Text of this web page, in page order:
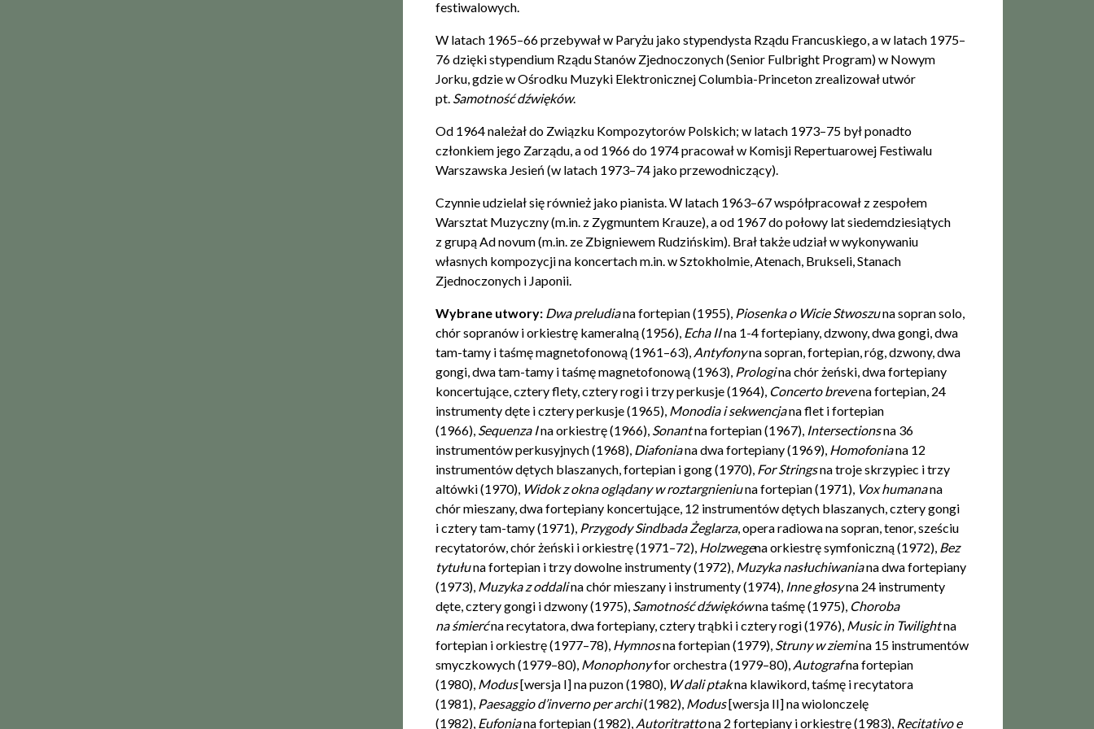
festiwalowych.
W latach 1965–66 przebywał w Paryżu jako stypendysta Rządu Francuskiego, a w latach 1975–
76 dzięki stypendium Rządu Stanów Zjednoczonych (Senior Fulbright Program) w Nowym
Jorku, gdzie w Ośrodku Muzyki Elektronicznej Columbia-Princeton zrealizował utwór
pt. Samotność dźwięków.
Od 1964 należał do Związku Kompozytorów Polskich; w latach 1973–75 był ponadto
członkiem jego Zarządu, a od 1966 do 1974 pracował w Komisji Repertuarowej Festiwalu
Warszawska Jesień (w latach 1973–74 jako przewodniczący).
Czynnie udzielał się również jako pianista. W latach 1963–67 współpracował z zespołem
Warsztat Muzyczny (m.in. z Zygmuntem Krauze), a od 1967 do połowy lat siedemdziesiątych
z grupą Ad novum (m.in. ze Zbigniewem Rudzińskim). Brał także udział w wykonywaniu
własnych kompozycji na koncertach m.in. w Sztokholmie, Atenach, Brukseli, Stanach
Zjednoczonych i Japonii.
Wybrane utwory: Dwa preludiana fortepian (1955), Piosenka o Wicie Stwoszuna sopran solo,
chór sopranów i orkiestrę kameralną (1956), Echa IIna 1-4 fortepiany, dzwony, dwa gongi, dwa
tam-tamy i taśmę magnetofonową (1961–63), Antyfonyna sopran, fortepian, róg, dzwony, dwa
gongi, dwa tam-tamy i taśmę magnetofonową (1963), Prologina chór żeński, dwa fortepiany
koncertujące, cztery flety, cztery rogi i trzy perkusje (1964), Concerto brevena fortepian, 24
instrumenty dęte i cztery perkusje (1965), Monodia i sekwencjana flet i fortepian
(1966), Sequenza Ina orkiestrę (1966), Sonantna fortepian (1967), Inter­sectionsna 36
instrumentów perkusyjnych (1968), Diafoniana dwa fortepiany (1969), Homofoniana 12
instrumentów dętych blaszanych, fortepian i gong (1970), For Stringsna troje skrzypiec i trzy
altówki (1970), Widok z okna oglądany w roztargnieniuna fortepian (1971), Vox humanana
chór mieszany, dwa fortepiany koncertujące, 12 instrumentów dętych blaszanych, cztery gongi
i cztery tam-tamy (1971), Przygody Sindbada Żeglarza, opera radiowa na sopran, tenor, sześciu
recytatorów, chór żeński i orkiestrę (1971–72), Holzwegena orkiestrę symfoniczną (1972), Bez
tytułuna fortepian i trzy dowolne instrumenty (1972), Muzyka nasłuchiwaniana dwa fortepiany
(1973), Muzyka z oddalina chór mieszany i instrumenty (1974), Inne głosyna 24 instrumenty
dęte, cztery gongi i dzwony (1975), Samotność dźwiękówna taśmę (1975), Choroba
na śmierćna recytatora, dwa fortepiany, cztery trąbki i cztery rogi (1976), Music in Twilightna
fortepian i orkiestrę (1977–78), Hymnosna fortepian (1979), Struny w zie­mina 15 instrumentów
smyczkowych (1979–80), Monophonyfor orchestra (1979–80), Autografna fortepian
(1980), Modus[wersja I] na puzon (1980), W dali ptakna klawikord, taśmę i recytatora
(1981), Paesaggio d’inverno per archi(1982), Modus[wersja II] na wiolonczelę
(1982), Eufoniana fortepian (1982), Autoritrattona 2 fortepiany i orkiestrę (1983), Recitativo e